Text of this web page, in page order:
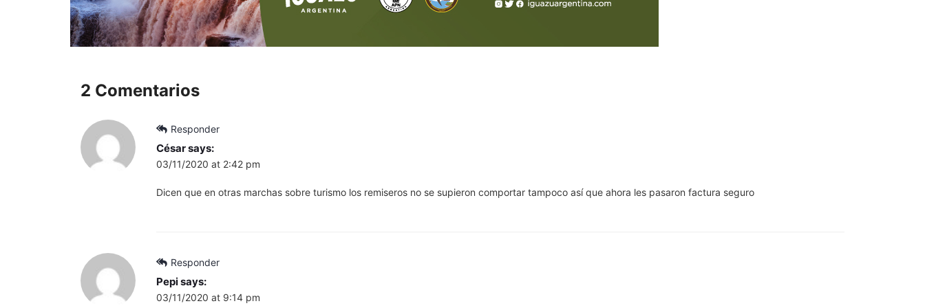
2 Comentarios
Responder
Césarsays:
03/11/2020 at 2:42 pm
Dicen que en otras marchas sobre turismo los remiseros no se supieron comportar tampoco así que ahora les pasaron factura seguro
Responder
Pepisays:
03/11/2020 at 9:14 pm